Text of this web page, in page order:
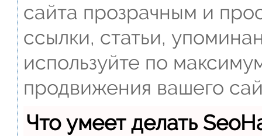
сайта прозрачным и
ссылки, статьи,
используйте по
продвижения вашего
Что умеет делать